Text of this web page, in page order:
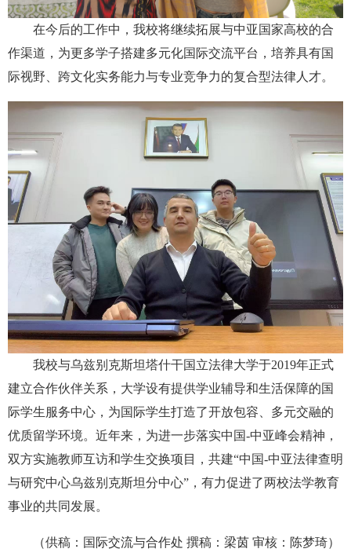
在今后的工作中，我校将继续拓展与中亚国家高校的合
作渠道，为更多学子搭建多元化国际交流平台，培养具有国
际视野、跨文化实务能力与专业竞争力的复合型法律人才。
我校与乌兹别克斯坦塔什干国立法律大学于2019年正式
建立合作伙伴关系，大学设有提供学业辅导和生活保障的国
际学生服务中心，为国际学生打造了开放包容、多元交融的
优质留学环境。近年来，为进一步落实中国-中亚峰会精神，
双方实施教师互访和学生交换项目，共建“中国-中亚法律查明
与研究中心乌兹别克斯坦分中心”，有力促进了两校法学教育
事业的共同发展。
（供稿：国际交流与合作处 撰稿：梁茵 审核：陈梦琦）